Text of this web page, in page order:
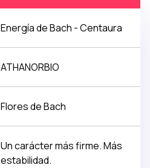
Energía de Bach - Centaura
ATHANORBIO
Flores de Bach
Un carácter más firme. Más
estabilidad.